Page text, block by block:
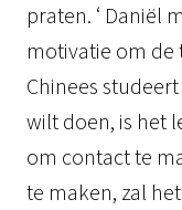
praten. ‘ Daniël
motivatie om de
Chinees
wilt doen, is het
om contact te
te maken, zal